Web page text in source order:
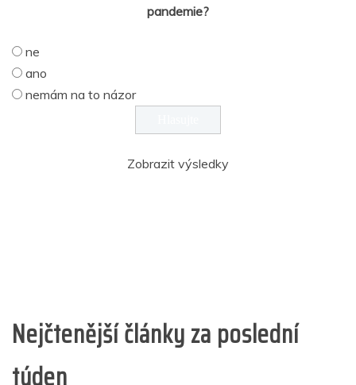
pandemie?
ne
ano
nemám na to názor
Zobrazit výsledky
Nejčtenější články za poslední